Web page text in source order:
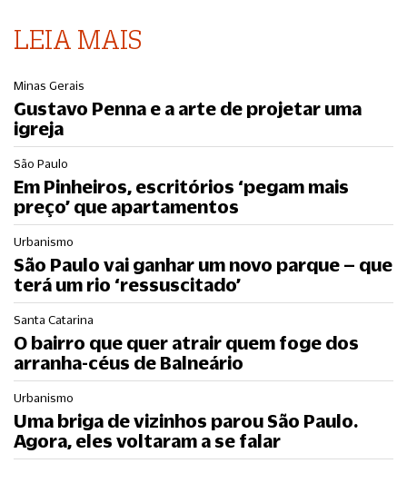
LEIA MAIS
Minas Gerais
Gustavo Penna e a arte de projetar uma
igreja
São Paulo
Em Pinheiros, escritórios ‘pegam mais
preço’ que apartamentos
Urbanismo
São Paulo vai ganhar um novo parque – que
terá um rio ‘ressuscitado’
Santa Catarina
O bairro que quer atrair quem foge dos
arranha-céus de Balneário
Urbanismo
Uma briga de vizinhos parou São Paulo.
Agora, eles voltaram a se falar